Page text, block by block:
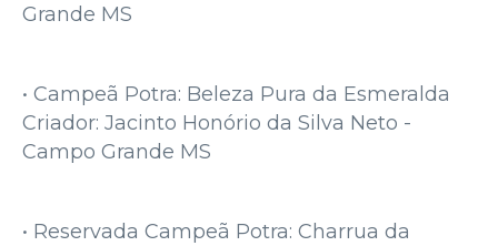
Grande MS
• Campeã Potra: Beleza Pura da Esmeralda
Criador: Jacinto Honório da Silva Neto -
Campo Grande MS
• Reservada Campeã Potra: Charrua da